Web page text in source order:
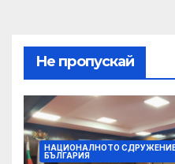
Не пропускай
НАЦИОНАЛНОТО
БЪЛГАРИЯ